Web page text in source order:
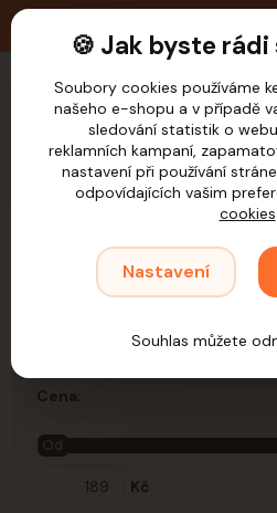
Samohýl Vybavení klecí
Fretka
Cena:
Kč
Od
🍪 Jak byste rádi
Soubory cookies používáme
našeho e-shopu a v případě
sledování statistik o
reklamních kampaní,
nastavení při používání
odpovídajících vašim
cookies
Nastavení
Souhlas můžete